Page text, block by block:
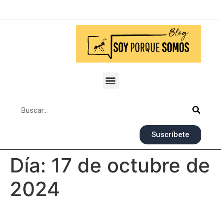
Suscríbete
Día: 17 de octubre de
2024